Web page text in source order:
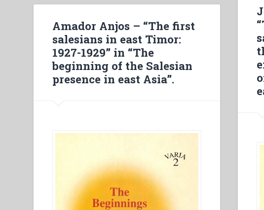
alla
povertà.
La
mia
esperienza
missionaria”
in
salesiana,
Amador Anjos – “The first
salesians in east Timor:
1927-1929” in “The
beginning of the Salesian
presence in east Asia”.